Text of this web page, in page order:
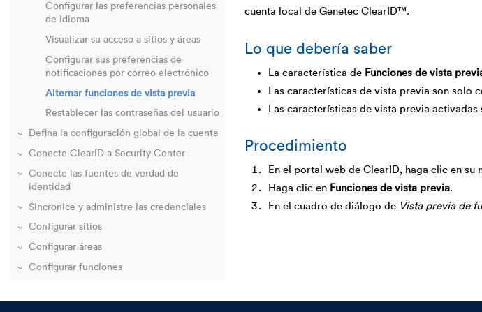
Configurar las preferencias personales
de idioma
Visualizar su acceso a sitios y áreas
Configurar sus preferencias de
notificaciones por correo electrónico
Alternar funciones de vista previa
Restablecer las contraseñas del usuario
Defina la configuración global de la cuenta
Conecte ClearID a Security Center
Conecte las fuentes de verdad de
identidad
Sincronice y administre las credenciales
Configurar sitios
Configurar áreas
Configurar funciones
cuenta local de Genetec ClearID™.
Lo que debería saber
La característica de Funciones de vista
Las características de vista previa son solo
Las características de vista previa
Procedimiento
En el portal web de ClearID, haga clic en su
Haga clic en Funciones de vista previa.
En el cuadro de diálogo de Vista previa de